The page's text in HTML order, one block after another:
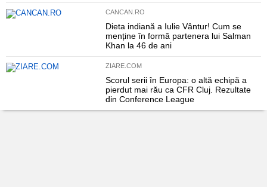
CANCAN.RO
Dieta indiană a Iulie Vântur! Cum se
menține în formă partenera lui Salman
Khan la 46 de ani
ZIARE.COM
Scorul serii în Europa: o altă echipă a
pierdut mai rău ca CFR Cluj. Rezultate
din Conference League